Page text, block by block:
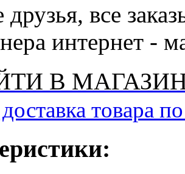
все
интернет -
В
товара